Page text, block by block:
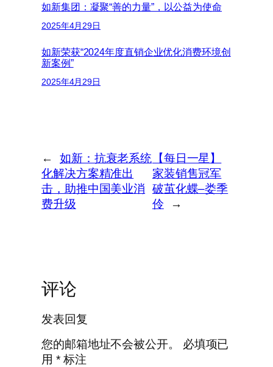
如新集团：凝聚“善的力量”，以公益为使命
2025年4月29日
如新荣获“2024年度直销企业优化消费环境创
新案例”
2025年4月29日
←
如新：抗衰老系统
化解决方案精准出
击，助推中国美业消
费升级
【每日一星】
家装销售冠军
破茧化蝶–娄季
伶
→
评论
发表回复
您的邮箱地址不会被公开。
必填项已
用 *标注